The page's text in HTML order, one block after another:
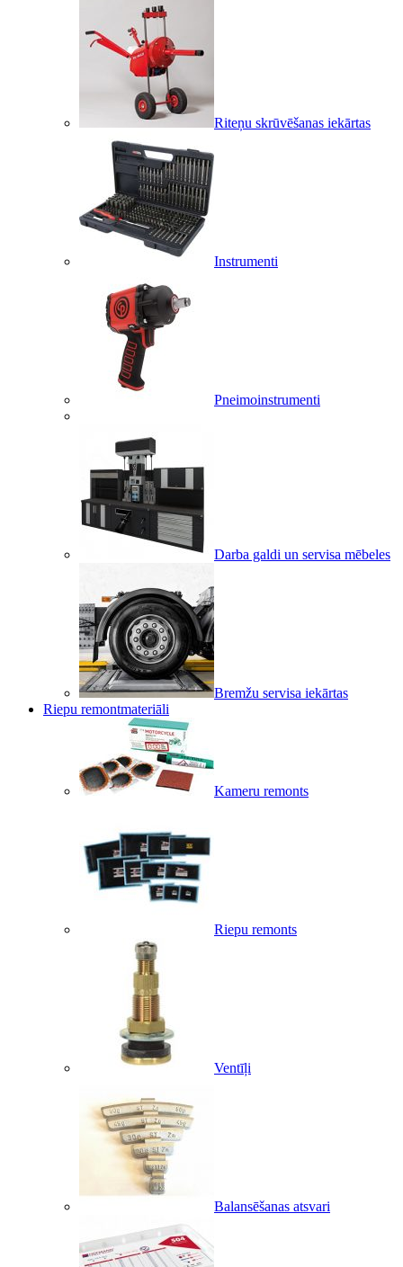
Riteņu skrūvēšanas iekārtas
Instrumenti
Pneimoinstrumenti
Darba galdi un servisa mēbeles
Bremžu servisa iekārtas
Riepu remontmateriāli
Kameru remonts
Riepu remonts
Ventīļi
Balansēšanas atsvari